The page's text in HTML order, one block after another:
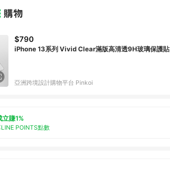
$790
iPhone 13系列 Vivid Clear滿版高清透9H玻璃保護貼
亞洲跨境設計購物平台 Pinkoi
立賺1%
POINTS點數